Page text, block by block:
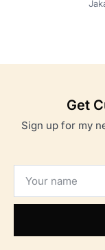
Get
Sign up for my